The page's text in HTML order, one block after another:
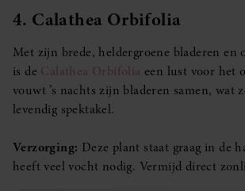
4. Calathea Orbifolia
Met zijn brede, heldergroene bladeren en
is de Calathea Orbifolia een lust voor het
vouwt ’s nachts zijn bladeren samen, wat
levendig spektakel.
Verzorging: Deze plant staat graag in de
heeft veel vocht nodig. Vermijd direct